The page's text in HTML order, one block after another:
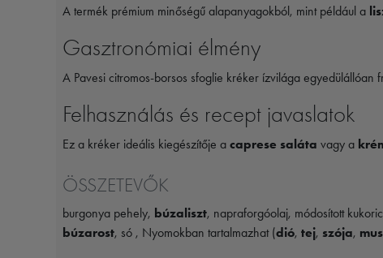
A termék prémium minőségű alapanyagokból, mint például a
Gasztronómiai élmény
A Pavesi citromos-borsos sfoglie kréker ízvilága egyedülállóan
Felhasználás és recept javaslatok
Ez a kréker ideális kiegészítője a caprese saláta vagy a
ÖSSZETEVŐK
burgonya pehely, búzaliszt, napraforgóolaj, módosított
búzarost, só , Nyomokban tartalmazhat (dió, tej, szója,